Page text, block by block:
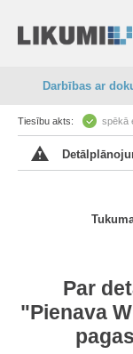
Darbības ar
Tiesību akts: spēkā
Par
"Pienava